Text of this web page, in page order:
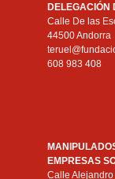
DELEGACIÓN
Calle De las
44500 Andorra
608 983 408
EMPRESAS
Calle Alejandro